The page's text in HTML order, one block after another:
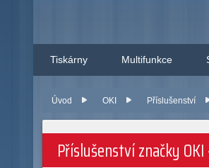
Tiskárny Multifunkce
Úvod OKI Příslušenství
Příslušenství značky